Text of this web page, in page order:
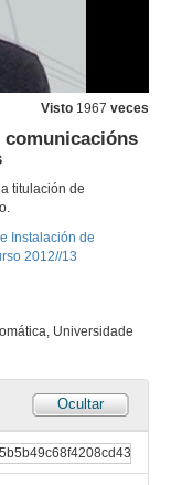
Visto 1967 veces
comunicacións
titulación de
Instalación de
2012//13
Universidade
Ocultar
en motores
Enerxía eólica : Futuro tecnolóxico e emprego